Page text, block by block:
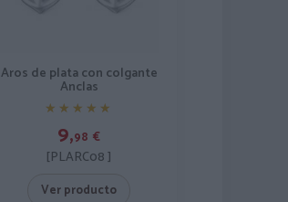
Aros de plata con colgante
Anclas
★★★★★
★★★★★
9,98 €
[PLARC08 ]
Ver producto